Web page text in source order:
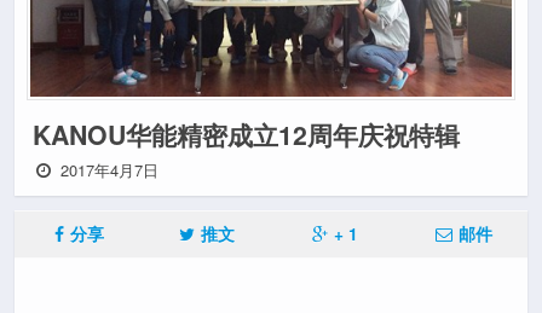
KANOU华能精密成立12周年庆祝特辑
2017年4月7日
分享 推文 + 1 邮件